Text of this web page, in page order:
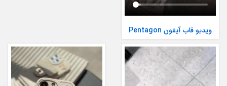
ویدیو قاب آیفون Pentagon